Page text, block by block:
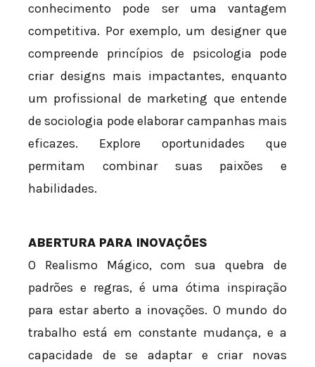
conhecimento pode ser uma vantagem
competitiva. Por exemplo, um designer que
compreende princípios de psicologia pode
criar designs mais impactantes, enquanto
um profissional de marketing que entende
de sociologia pode elaborar campanhas mais
eficazes. Explore oportunidades que
permitam combinar suas paixões e
habilidades.
ABERTURA PARA INOVAÇÕES
O Realismo Mágico, com sua quebra de
padrões e regras, é uma ótima inspiração
para estar aberto a inovações. O mundo do
trabalho está em constante mudança, e a
capacidade de se adaptar e criar novas